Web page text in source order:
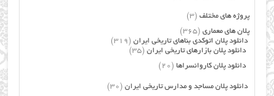
پروژه های مختلف (3)
پلان های معماری (365)
دانلود پلان اتوکدی بناهای تاریخی ایران (319)
دانلود پلان بازارهای تاریخی ایران (35)
دانلود پلان کاروانسراها (20)
دانلود پلان مساجد و مدارس تاریخی ایران (30)